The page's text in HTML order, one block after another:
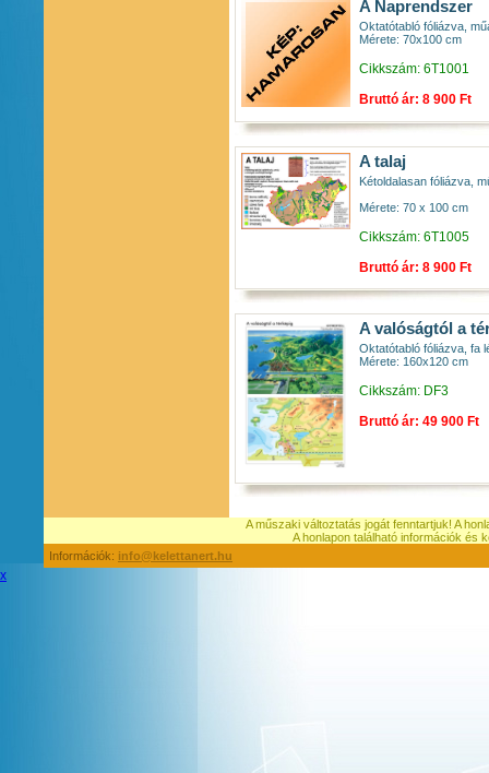
A Naprendszer
Oktatótabló fóliázva,
Mérete: 70x100 cm
Cikkszám: 6T1001
Bruttó ár: 8 900 Ft
A talaj
Kétoldalasan fóliázva,
Mérete: 70 x 100 cm
Cikkszám: 6T1005
Bruttó ár: 8 900 Ft
A valóságtól a
Oktatótabló fóliázva, fa
Mérete: 160x120 cm
Cikkszám: DF3
Bruttó ár: 49 900 Ft
A műszaki változtatás jogát fenntartjuk! A
A honlapon található információk és
Információk: info@kelettanert.hu
x